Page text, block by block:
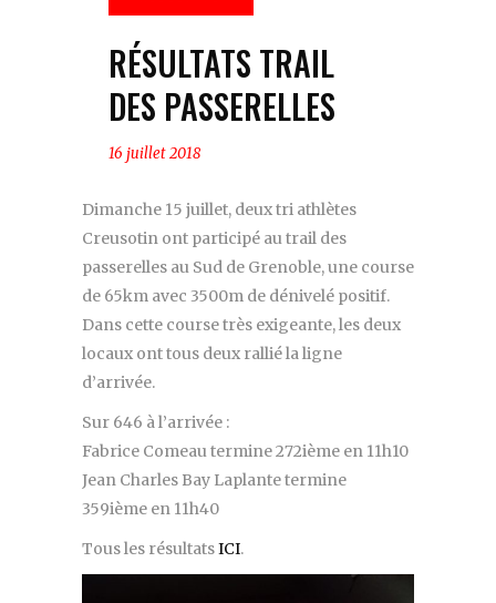
RÉSULTATS TRAIL
DES PASSERELLES
16 juillet 2018
Dimanche 15 juillet, deux tri athlètes
Creusotin ont participé au trail des
passerelles au Sud de Grenoble, une course
de 65km avec 3500m de dénivelé positif.
Dans cette course très exigeante, les deux
locaux ont tous deux rallié la ligne
d’arrivée.
Sur 646 à l’arrivée :
Fabrice Comeau termine 272ième en 11h10
Jean Charles Bay Laplante termine
359ième en 11h40
Tous les résultatsICI.